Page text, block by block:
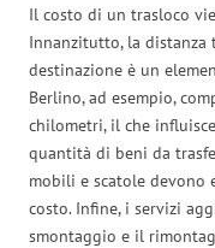
Il costo di un trasloco
Innanzitutto, la distanza
destinazione è un
Berlino, ad esempio,
chilometri, il che
quantità di beni da
mobili e scatole devono
costo. Infine, i servizi
smontaggio e il